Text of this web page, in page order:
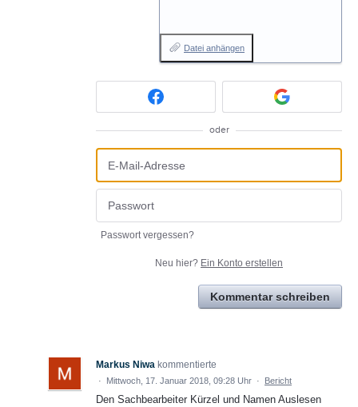
Datei anhängen
oder
Passwort vergessen?
Neu hier? Ein Konto erstellen
Kommentar schreiben
Markus Niwa kommentierte
· Mittwoch, 17. Januar 2018, 09:28 Uhr · Bericht
Den Sachbearbeiter Kürzel und Namen Auslesen